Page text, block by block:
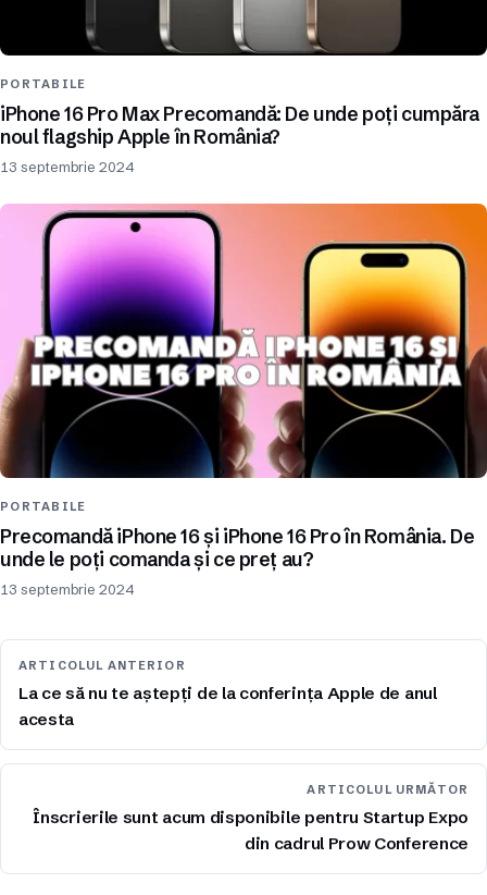
PORTABILE
iPhone 16 Pro Max Precomandă: De unde poți cumpăra
noul flagship Apple în România?
13 septembrie 2024
PORTABILE
Precomandă iPhone 16 și iPhone 16 Pro în România. De
unde le poți comanda și ce preț au?
13 septembrie 2024
ARTICOLUL ANTERIOR
La ce să nu te aștepți de la conferința Apple de anul
acesta
ARTICOLUL URMĂTOR
Înscrierile sunt acum disponibile pentru Startup Expo
din cadrul Prow Conference